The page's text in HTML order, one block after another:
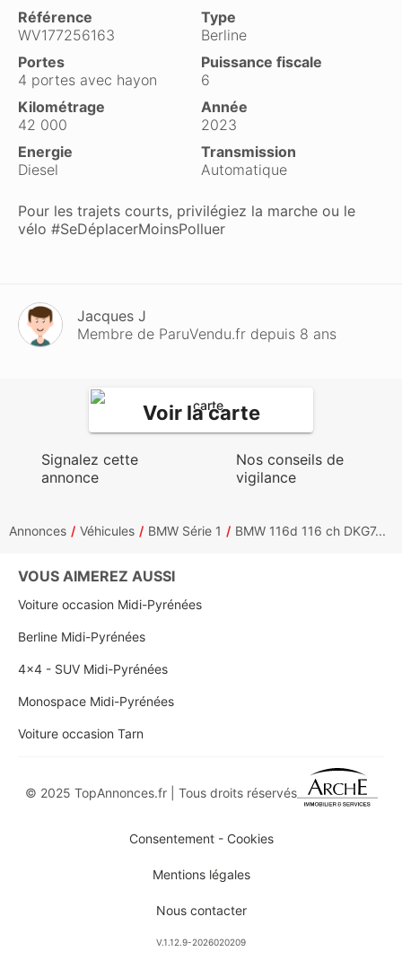
Référence
WV177256163
Type
Berline
Portes
4 portes avec hayon
Puissance fiscale
6
Kilométrage
42 000
Année
2023
Energie
Diesel
Transmission
Automatique
Pour les trajets courts, privilégiez la marche ou le
vélo #SeDéplacerMoinsPolluer
Jacques J
Membre de ParuVendu.fr depuis 8 ans
Voir la carte
Signalez cette
annonce
Nos conseils de
vigilance
Annonces Véhicules BMW Série 1 BMW 116d 116 ch DKG7...
VOUS AIMEREZ AUSSI
Voiture occasion Midi-Pyrénées
Berline Midi-Pyrénées
4x4 - SUV Midi-Pyrénées
Monospace Midi-Pyrénées
Voiture occasion Tarn
© 2025 TopAnnonces.fr | Tous droits réservés
Consentement - Cookies
Mentions légales
Nous contacter
V.1.12.9-2026020209